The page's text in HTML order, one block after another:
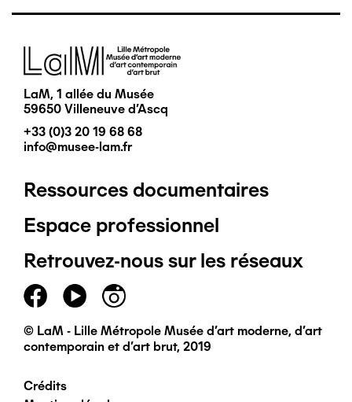
Image
LaM, 1 allée du Musée
59650 Villeneuve d'Ascq
+33 (0)3 20 19 68 68
info@musee-lam.fr
Pied
de
page
principal
Ressources documentaires
Espace professionnel
Retrouvez-nous sur les réseaux
© LaM - Lille Métropole Musée d'art moderne, d'art
contemporain et d'art brut, 2019
Crédits